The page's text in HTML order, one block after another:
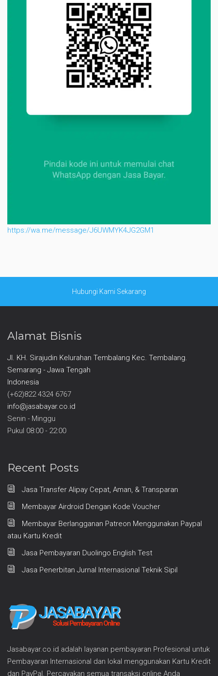
https://wa.me/message/J6UWMYK4JG2GM1
Hubungi Kami Sekarang
Alamat Bisnis
Jl. KH. Sirajudin Kelurahan Tembalang Kec. Tembalang.
Semarang - Jawa Tengah
Indonesia
(+62)822 4324 6767
info@jasabayar.co.id
Senin - Minggu
Pukul 08:00 - 22:00
Recent Posts
Jasa Transfer Alipay Cepat, Aman, & Transparan
Membayar Airdroid Dengan Kode Voucher
Membayar Berlangganan Patreon Menggunakan Paypal
atau Kartu Kredit
Jasa Pembayaran Duolingo English Test
Jasa Penerbitan Jurnal Internasional Teknik Sipil
Jasabayar.co.id adalah layanan pembayaran Profesional untuk
Pembayaran Internasional dan lokal menggunakan Kartu Kredit
dan PayPal. Percayakan semua transaksi online Anda